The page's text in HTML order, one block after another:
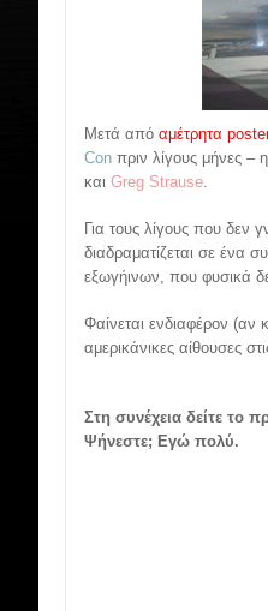
Μετά από αμέτρητα
Con πριν λίγους μήνες – η
και Greg Strause.
Για τους λίγους που δεν
διαδραματίζεται σε ένα
εξωγήινων, που φυσικά
Φαίνεται ενδιαφέρον (αν
αμερικάνικες αίθουσες
Στη συνέχεια δείτε το
Ψήνεστε; Εγώ πολύ.